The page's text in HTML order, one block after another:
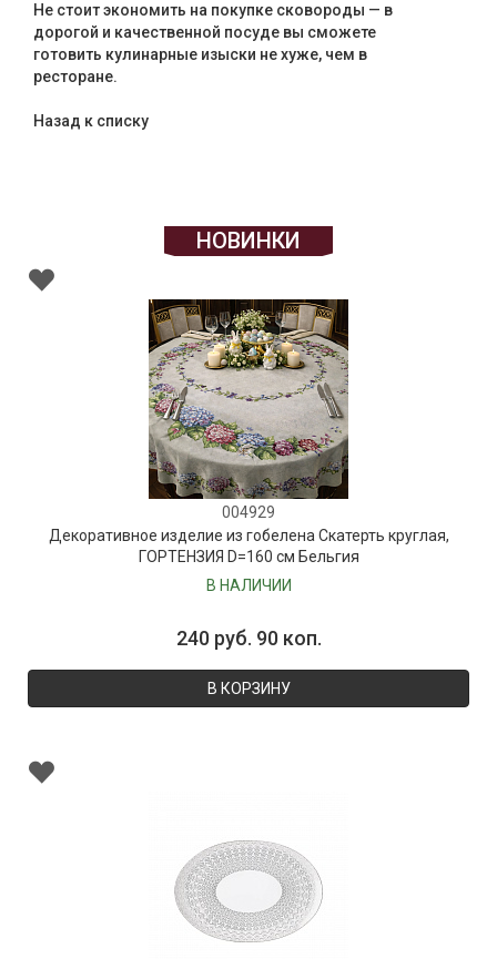
Не стоит экономить на покупке сковороды — в
дорогой и качественной посуде вы сможете
готовить кулинарные изыски не хуже, чем в
ресторане.
Назад к списку
НОВИНКИ
004929
Декоративное изделие из гобелена Скатерть круглая,
ГОРТЕНЗИЯ D=160 см Бельгия
В НАЛИЧИИ
240 руб. 90 коп.
В КОРЗИНУ